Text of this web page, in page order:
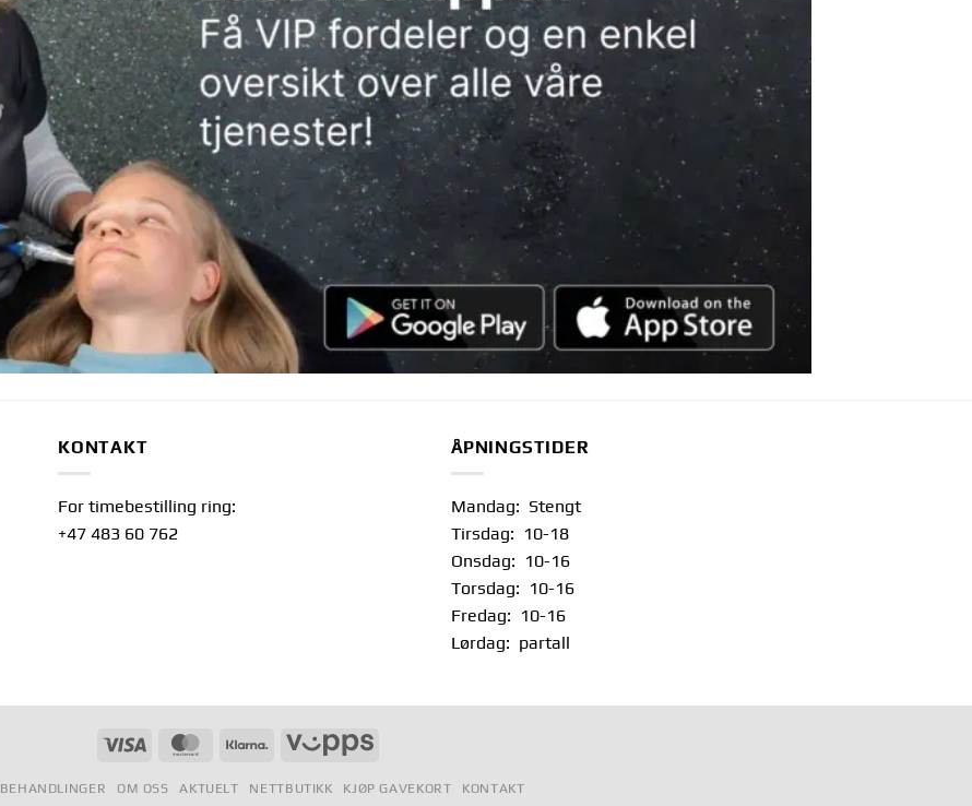
KONTAKT
For timebestilling ring:
+47 483 60 762
ÅPNINGSTIDER
Mandag: Stengt
Tirsdag: 10-18
Onsdag: 10-16
Torsdag: 10-16
Fredag: 10-16
Lørdag: partall
Visum MasterCardKlarna Vipps
BEHANDLINGER OM OSS AKTUELT NETTBUTIKK KJØP GAVEKORT KONTAKT